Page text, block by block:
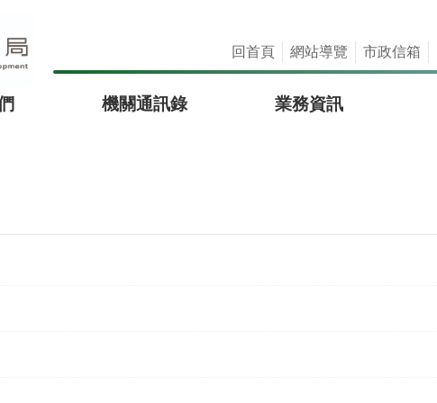
回首頁
網站導覽 市政信箱
機關通訊錄 業務資訊